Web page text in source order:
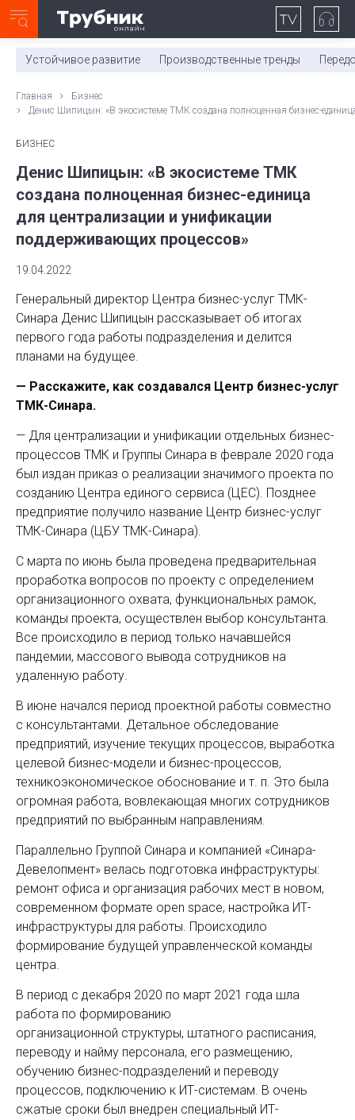
0:00/ 11:03
Устойчивое развитие Производственные тренды
Главная
Бизнес
Денис Шипицын: «В экосистеме ТМК создана полноценная бизнес-
БИЗНЕС
Денис Шипицын: «В экосистеме ТМК
создана полноценная бизнес-единица
для централизации и унификации
поддерживающих процессов»
19.04.2022
Генеральный директор Центра бизнес-услуг ТМК-
Синара Денис Шипицын рассказывает об итогах
первого года работы подразделения и делится
планами на будущее.
— Расскажите, как создавался Центр бизнес-услуг
ТМК-Синара.
— Для централизации и унификации отдельных бизнес-
процессов ТМК и Группы Синара в феврале 2020 года
был издан приказ о реализации значимого проекта по
созданию Центра единого сервиса (ЦЕС). Позднее
предприятие получило название Центр бизнес-услуг
ТМК-Синара (ЦБУ ТМК-Синара).
С марта по июнь была проведена предварительная
проработка вопросов по проекту с определением
организационного охвата, функциональных рамок,
команды проекта, осуществлен выбор консультанта.
Все происходило в период только начавшейся
пандемии, массового вывода сотрудников на
удаленную работу.
В июне начался период проектной работы совместно
с консультантами. Детальное обследование
предприятий, изучение текущих процессов, выработка
целевой бизнес-модели и бизнес-процессов,
техникоэкономическое обоснование и т. п. Это была
огромная работа, вовлекающая многих сотрудников
предприятий по выбранным направлениям.
Параллельно Группой Синара и компанией «Синара-
Девелопмент» велась подготовка инфраструктуры:
ремонт офиса и организация рабочих мест в новом,
современном формате оpen space, настройка ИТ-
инфраструктуры для работы. Происходило
формирование будущей управленческой команды
центра.
В период с декабря 2020 по март 2021 года шла
работа по формированию
организационной структуры, штатного расписания,
переводу и найму персонала, его размещению,
обучению бизнес-подразделений и переводу
процессов, подключению к ИТ-системам. В очень
сжатые сроки был внедрен специальный ИТ-